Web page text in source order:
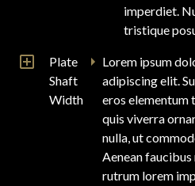
imperdiet.
tristique
Plate
Shaft
Width
Lorem ipsum
adipiscing elit.
eros elementum
quis viverra
nulla, ut
Aenean
rutrum lorem